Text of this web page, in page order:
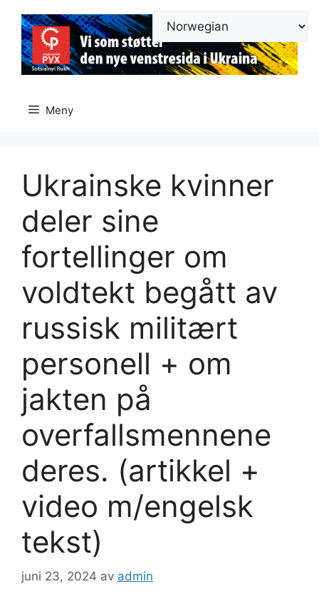
innhold
Meny
Ukrainske kvinner
deler sine
fortellinger om
voldtekt begått av
russisk militært
personell + om
jakten på
overfallsmennene
deres. (artikkel +
video m/engelsk
tekst)
juni 23, 2024 av admin